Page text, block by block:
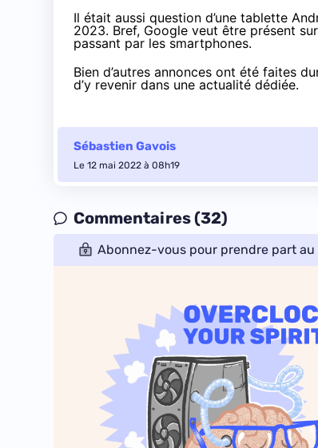
Il était aussi question d’une tablette
2023. Bref, Google veut être présent
passant par les smartphones.
Bien d’autres annonces ont été faites
d’y revenir dans une actualité dédiée.
Sébastien Gavois
Le 12 mai 2022 à 08h19
Commentaires (32)
Abonnez-vous pour prendre part